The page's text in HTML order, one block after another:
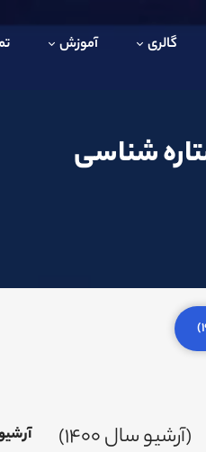
گالری آموزش
شناسی
(آرشیو سال 1400)